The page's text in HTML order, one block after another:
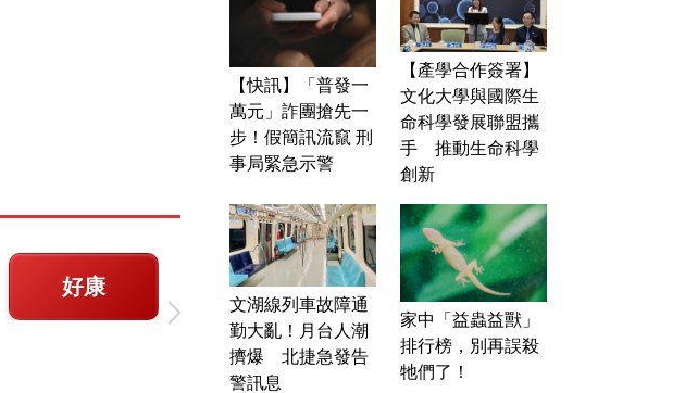
好康 運勢 生活
【快訊】「普發一
萬元」詐團搶先一
步！假簡訊流竄 刑
事局緊急示警
【產學合作簽署】
文化大學與國際生
命科學發展聯盟攜
手 推動生命科學
創新
文湖線列車故障通
勤大亂！月台人潮
擠爆 北捷急發告
警訊息
家中「益蟲益獸」
排行榜，別再誤殺
牠們了！